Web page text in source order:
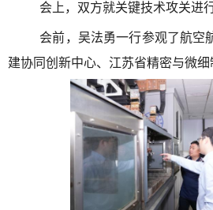
会上，双方就关键技术攻关进
会前，吴法勇一行参观了航空
建协同创新中心、江苏省精密与微细